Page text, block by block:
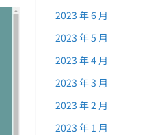
2023 年 6 月
2023 年 5 月
2023 年 4 月
2023 年 3 月
2023 年 2 月
2023 年 1 月